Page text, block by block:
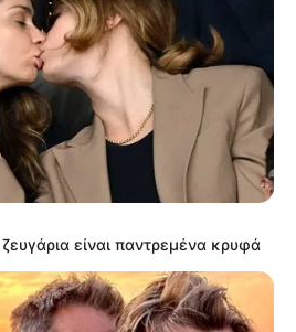
είναι παντρεμένα κρυφά